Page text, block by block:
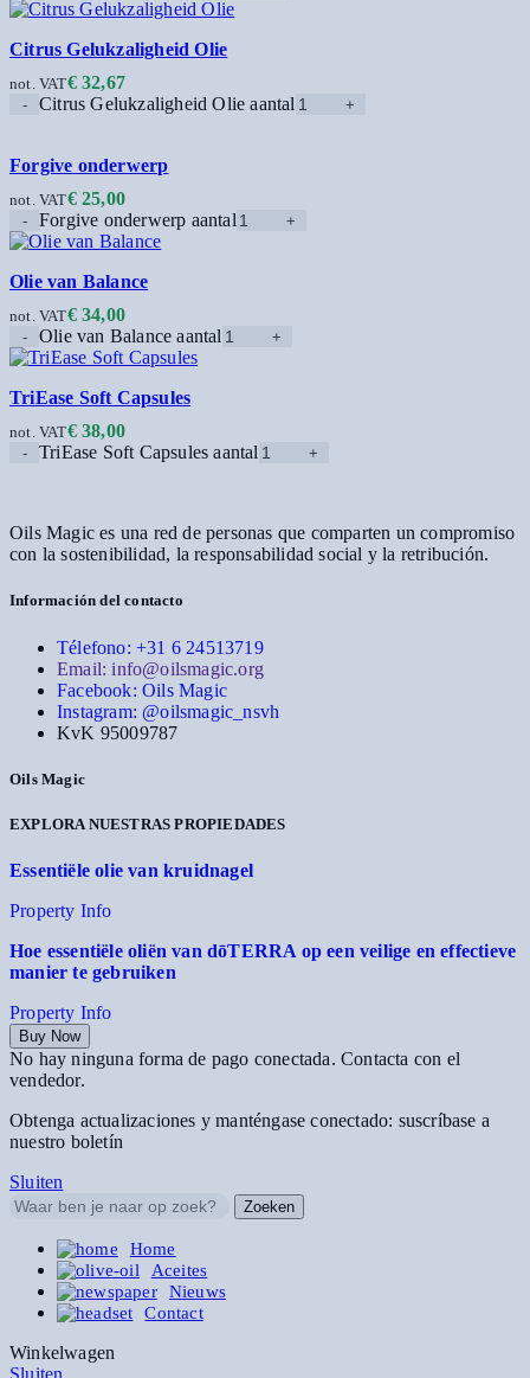
Citrus Gelukzaligheid Olie
€32,67
not. VAT
Citrus Gelukzaligheid Olie aantal
Forgive onderwerp
€25,00
not. VAT
Forgive onderwerp aantal
Olie van Balance
€34,00
not. VAT
Olie van Balance aantal
TriEase Soft Capsules
€38,00
not. VAT
TriEase Soft Capsules aantal
Oils Magic es una red de personas que comparten un compromiso
con la sostenibilidad, la responsabilidad social y la retribución.
Información del contacto
Télefono: +31 6 24513719
Email: info@oilsmagic.org
Facebook: Oils Magic
Instagram: @oilsmagic_nsvh
KvK 95009787
Oils Magic
EXPLORA NUESTRAS PROPIEDADES
Essentiële olie van kruidnagel
Property Info
Hoe essentiële oliën van dōTERRA op een veilige en effectieve
manier te gebruiken
Property Info
Buy Now
No hay ninguna forma de pago conectada. Contacta con el
vendedor.
Obtenga actualizaciones y manténgase conectado: suscríbase a
nuestro boletín
Sluiten
Zoeken
Home
Aceites
Nieuws
Contact
Winkelwagen